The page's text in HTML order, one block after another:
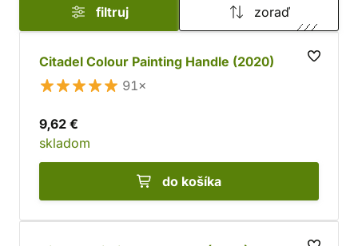
figúrky, palety, držiaky na farbičky, boxy na
organizáciu aj prenos farieb a ďalšie nevyhnutnosti.
filtruj zoraď
Citadel Colour Painting Handle (2020)
91×
9,62 €
skladom
do košíka